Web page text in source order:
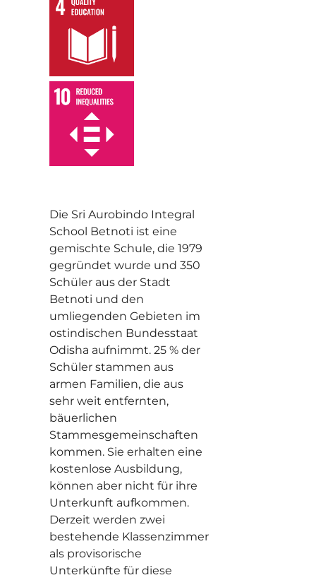
Die Sri Aurobindo Integral
School Betnoti ist eine
gemischte Schule, die 1979
gegründet wurde und 350
Schüler aus der Stadt
Betnoti und den
umliegenden Gebieten im
ostindischen Bundesstaat
Odisha aufnimmt. 25 % der
Schüler stammen aus
armen Familien, die aus
sehr weit entfernten,
bäuerlichen
Stammesgemeinschaften
kommen. Sie erhalten eine
kostenlose Ausbildung,
können aber nicht für ihre
Unterkunft aufkommen.
Derzeit werden zwei
bestehende Klassenzimmer
als provisorische
Unterkünfte für diese